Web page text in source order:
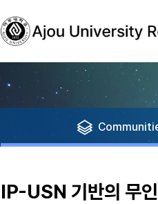
IP-USN 기반의 무